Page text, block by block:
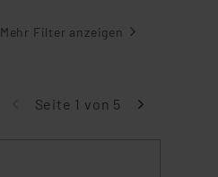
Mehr Filter anzeigen
Seite 1 von 5